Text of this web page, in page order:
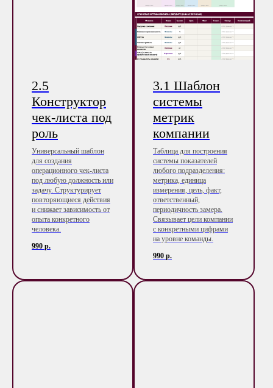
2.5
Конструктор
чек-листа под
роль
Универсальный шаблон
для создания
операционного чек-листа
под любую должность или
задачу. Структурирует
повторяющиеся действия
и снижает зависимость от
опыта конкретного
человека.
990 р.
3.1 Шаблон
системы
метрик
компании
Таблица для построения
системы показателей
любого подразделения:
метрика, единица
измерения, цель, факт,
ответственный,
периодичность замера.
Связывает цели компании
с конкретными цифрами
на уровне команды.
990 р.